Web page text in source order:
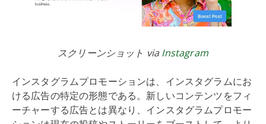
スクリーンショット via Instagram
インスタグラムプロモーションは、インスタグラムにお
ける広告の特定の形態である。新しいコンテンツをフィ
ーチャーする広告とは異なり、インスタグラムプロモー